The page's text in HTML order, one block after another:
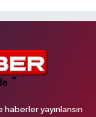
yayınlansın